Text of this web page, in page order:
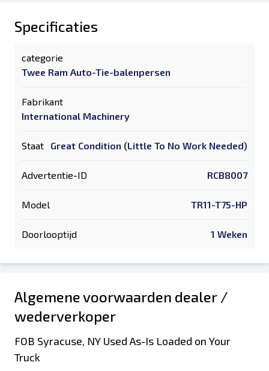
Specificaties
categorie
Twee Ram Auto-Tie-balenpersen
Fabrikant
International Machinery
Staat Great Condition (Little To No Work Needed)
Advertentie-ID RCB8007
Model TR11-T75-HP
Doorlooptijd 1 Weken
Algemene voorwaarden dealer /
wederverkoper
FOB Syracuse, NY Used As-Is Loaded on Your
Truck